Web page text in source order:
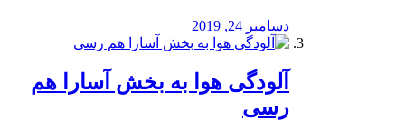
دسامبر 24, 2019
آلودگی هوا به بخش آسارا هم
رسی